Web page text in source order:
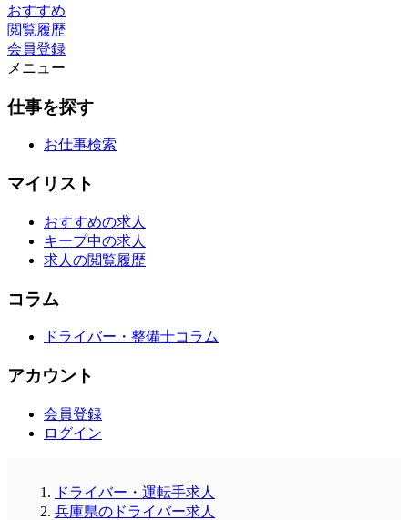
おすすめ
閲覧履歴
会員登録
メニュー
仕事を探す
お仕事検索
マイリスト
おすすめの求人
キープ中の求人
求人の閲覧履歴
コラム
ドライバー・整備士コラム
アカウント
会員登録
ログイン
ドライバー・運転手求人
兵庫県のドライバー求人